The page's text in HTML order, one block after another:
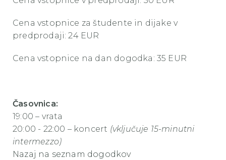
Cena vstopnice za študente in dijake v
predprodaji: 24 EUR
Cena vstopnice na dan dogodka: 35 EUR
Časovnica:
19:00 – vrata
20:00 - 22:00 – koncert (vključuje 15-minutni
intermezzo)
Nazaj na seznam dogodkov